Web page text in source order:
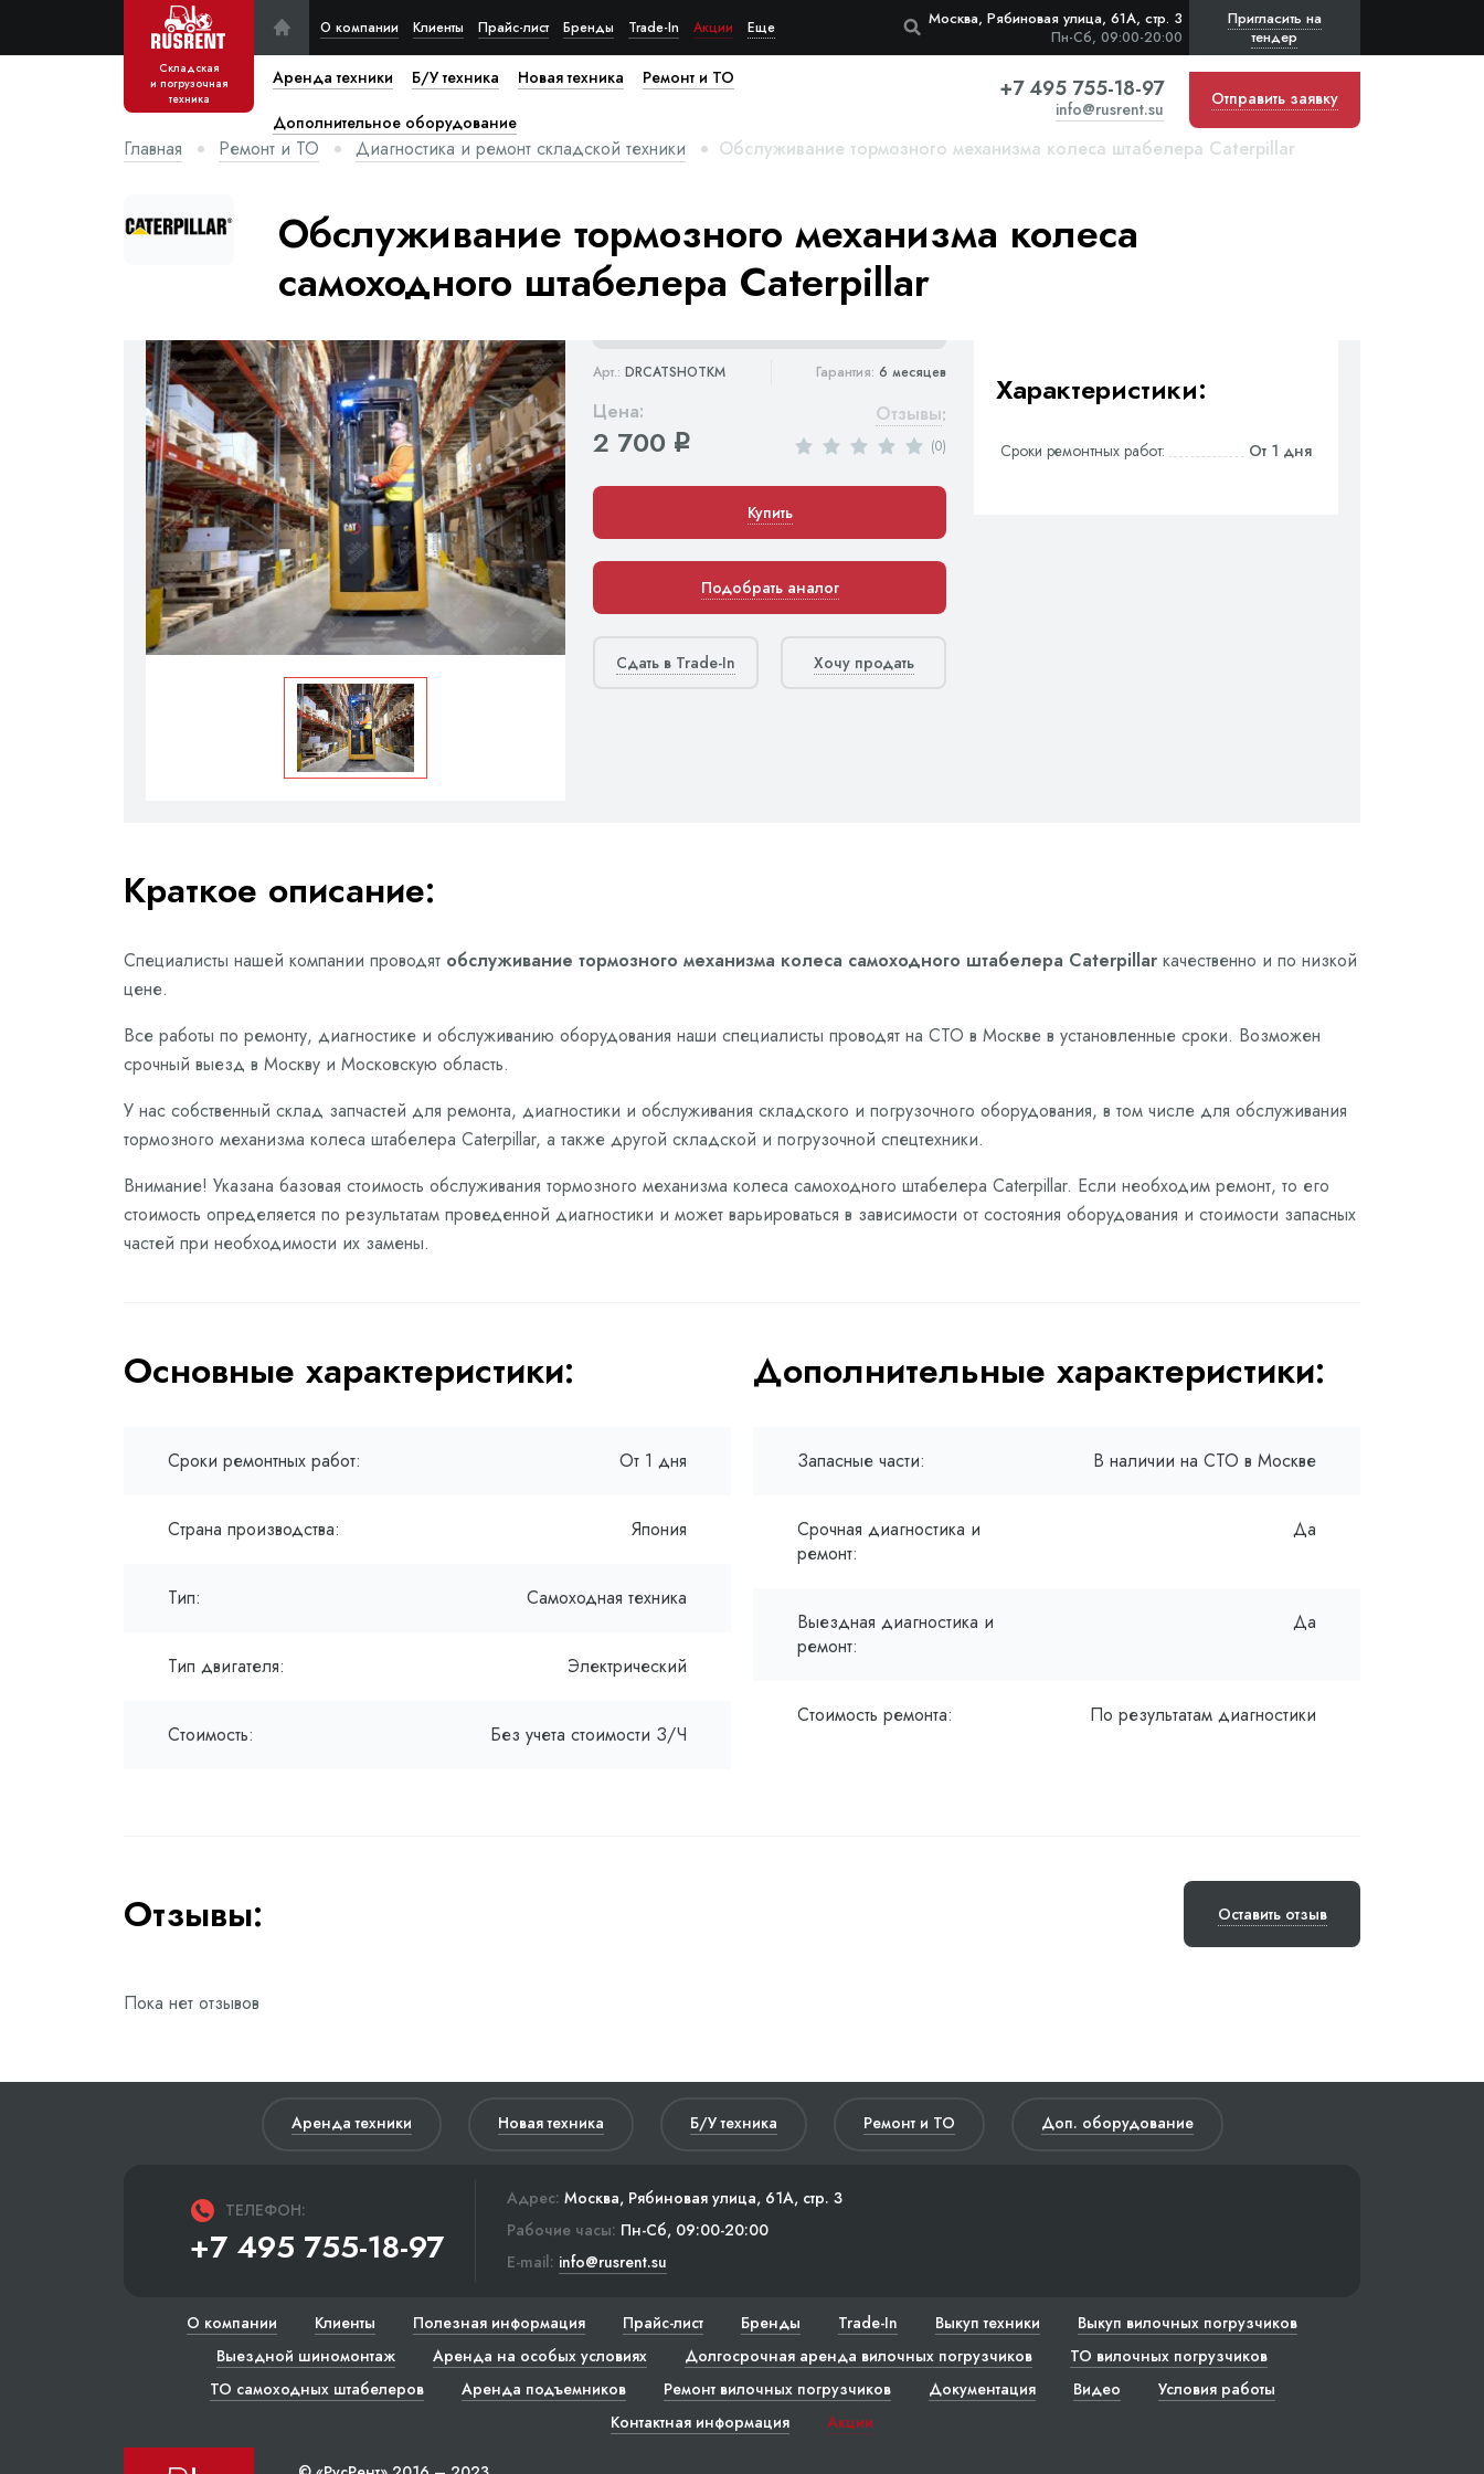
Складская
и погрузочная
техника
О компании Клиенты Прайс-лист Бренды Trade-In Акции Еще Москва, Рябиновая улица, 61А, стр. 3
Пн-Сб, 09:00-20:00
Пригласить на
тендер
Аренда техники Б/У техника Новая техника Ремонт и ТО
Дополнительное оборудование
+7 495 755-18-97
info@rusrent.su Отправить заявку
Главная Ремонт и ТО Диагностика и ремонт складской техники Обслуживание тормозного механизма колеса штабелера Caterpillar
Обслуживание тормозного механизма колеса
самоходного штабелера Caterpillar
Арт.: DRCATSHOTKM Гарантия: 6 месяцев
Цена:
2 700 q
Отзывы:
(0)
Купить
Подобрать аналог
Сдать в Trade-In Хочу продать
Характеристики:
Сроки ремонтных работ: От 1 дня
Краткое описание:
Специалисты нашей компании проводят обслуживание тормозного механизма колеса самоходного штабелера Caterpillar качественно и по низкой
цене.
Все работы по ремонту, диагностике и обслуживанию оборудования наши специалисты проводят на СТО в Москве в установленные сроки. Возможен
срочный выезд в Москву и Московскую область.
У нас собственный склад запчастей для ремонта, диагностики и обслуживания складского и погрузочного оборудования, в том числе для обслуживания
тормозного механизма колеса штабелера Caterpillar, а также другой складской и погрузочной спецтехники.
Внимание! Указана базовая стоимость обслуживания тормозного механизма колеса самоходного штабелера Caterpillar. Если необходим ремонт, то его
стоимость определяется по результатам проведенной диагностики и может варьироваться в зависимости от состояния оборудования и стоимости запасных
частей при необходимости их замены.
Основные характеристики:
Сроки ремонтных работ: От 1 дня
Страна производства: Япония
Тип: Самоходная техника
Тип двигателя: Электрический
Стоимость: Без учета стоимости З/Ч
Дополнительные характеристики:
Запасные части: В наличии на СТО в Москве
Срочная диагностика и
ремонт:
Да
Выездная диагностика и
ремонт:
Да
Стоимость ремонта: По результатам диагностики
Отзывы: Оставить отзыв
Пока нет отзывов
Аренда техники Новая техника Б/У техника Ремонт и ТО Доп. оборудование
ТЕЛЕФОН:
+7 495 755-18-97
Адрес: Москва, Рябиновая улица, 61А, стр. 3
Рабочие часы: Пн-Сб, 09:00-20:00
E-mail: info@rusrent.su
О компании Клиенты Полезная информация Прайс-лист Бренды Trade-In Выкуп техники
Выкуп вилочных погрузчиков
Выездной шиномонтаж
Аренда на особых условиях Долгосрочная аренда вилочных погрузчиков
ТО вилочных погрузчиков
ТО самоходных штабелеров
Аренда подъемников Ремонт вилочных погрузчиков Документация Видео
Условия работы
Контактная информация
Акции